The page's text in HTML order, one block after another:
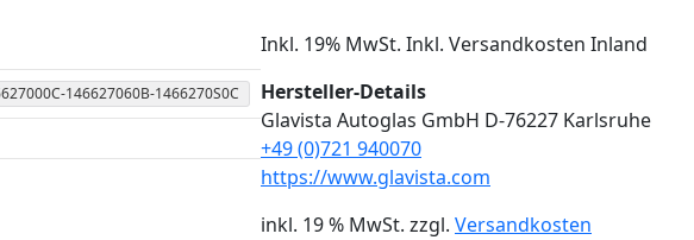
146627060B-1466270S0C
Inkl. 19% MwSt. Inkl. Versandkosten Inland
Hersteller-Details
Glavista Autoglas GmbH D-76227 Karlsruhe
+49 (0)721 940070
https://www.glavista.com
inkl. 19 % MwSt. zzgl. Versandkosten